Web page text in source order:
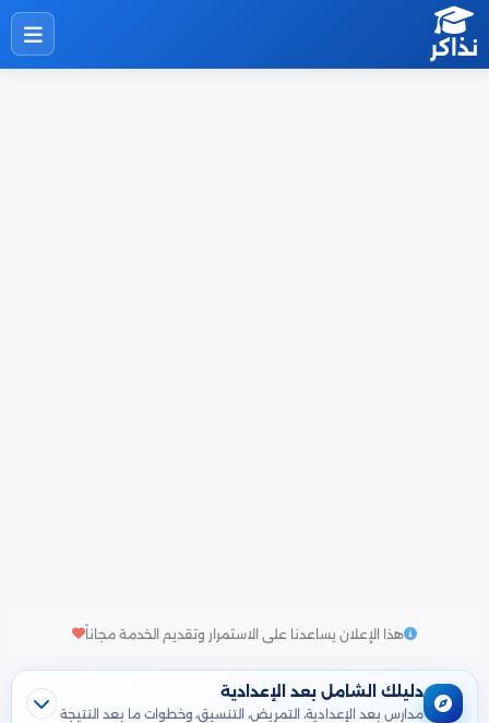
نذاكر
هذا الإعلان يساعدنا على الاستمرار وتقديم الخدمة مجاناً
دليلك الشامل بعد الإعدادية
مدارس بعد الإعدادية، التمريض، التنسيق، وخطوات ما بعد النتيجة